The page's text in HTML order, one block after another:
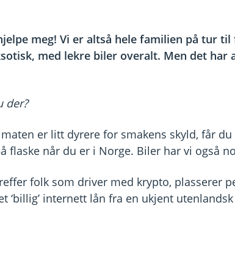
meg! Vi er altså hele familien på tur
med lekre biler overalt. Men det har
der?
er litt dyrere for smakens skyld, får
flaske når du er i Norge. Biler har vi også
folk som driver med krypto, plasserer
‘billig’ internett lån fra en ukjent